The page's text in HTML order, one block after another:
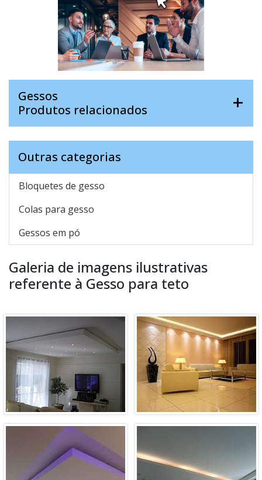
Gessos
Produtos relacionados
Outras categorias
Bloquetes de gesso
Colas para gesso
Gessos em pó
Galeria de imagens ilustrativas
referente à Gesso para teto